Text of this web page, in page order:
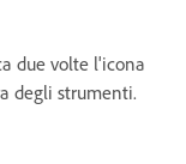
due volte l'icona
degli strumenti.